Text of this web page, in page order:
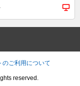
のご利用について
reserved.